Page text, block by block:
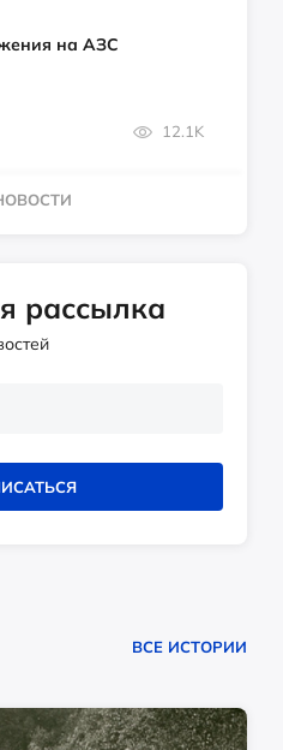
на АЗС
12.1K
рассылка
ВСЕ ИСТОРИИ